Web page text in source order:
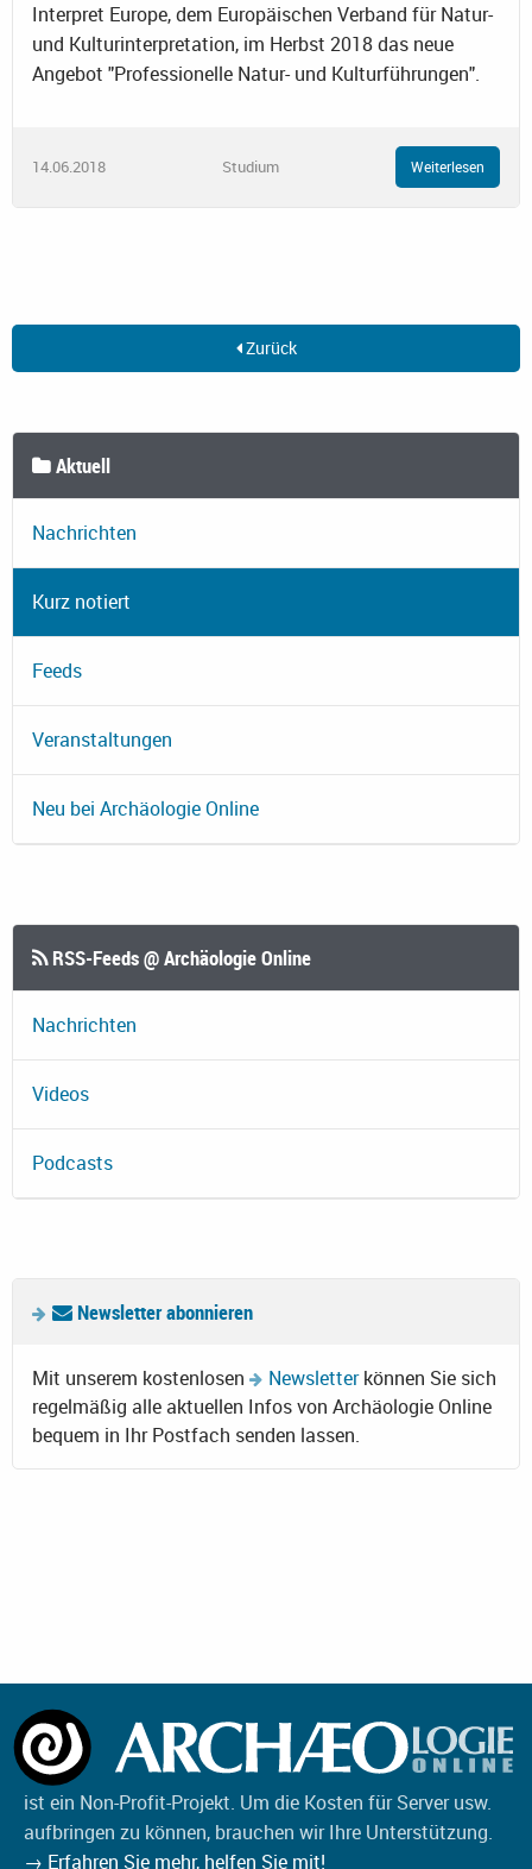
Interpret Europe, dem Europäischen Verband für Natur-
und Kulturinterpretation, im Herbst 2018 das neue
Angebot "Professionelle Natur- und Kulturführungen".
14.06.2018 Studium Weiterlesen
Zurück
Aktuell
Nachrichten
Kurz notiert
Feeds
Veranstaltungen
Neu bei Archäologie Online
RSS-Feeds @ Archäologie Online
Nachrichten
Videos
Podcasts
Newsletter abonnieren
Mit unserem kostenlosen Newsletterkönnen Sie sich
regelmäßig alle aktuellen Infos von Archäologie Online
bequem in Ihr Postfach senden lassen.
ist ein Non-Profit-Projekt. Um die Kosten für Server usw.
aufbringen zu können, brauchen wir Ihre Unterstützung.
→ Erfahren Sie mehr, helfen Sie mit!